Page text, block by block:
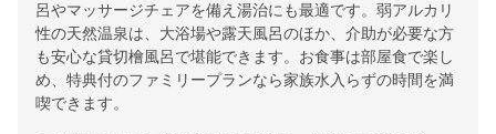
呂やマッサージチェアを備え湯治にも最適です。弱アルカリ
性の天然温泉は、大浴場や露天風呂のほか、介助が必要な方
も安心な貸切檜風呂で堪能できます。お食事は部屋食で楽し
め、特典付のファミリープランなら家族水入らずの時間を満
喫できます。